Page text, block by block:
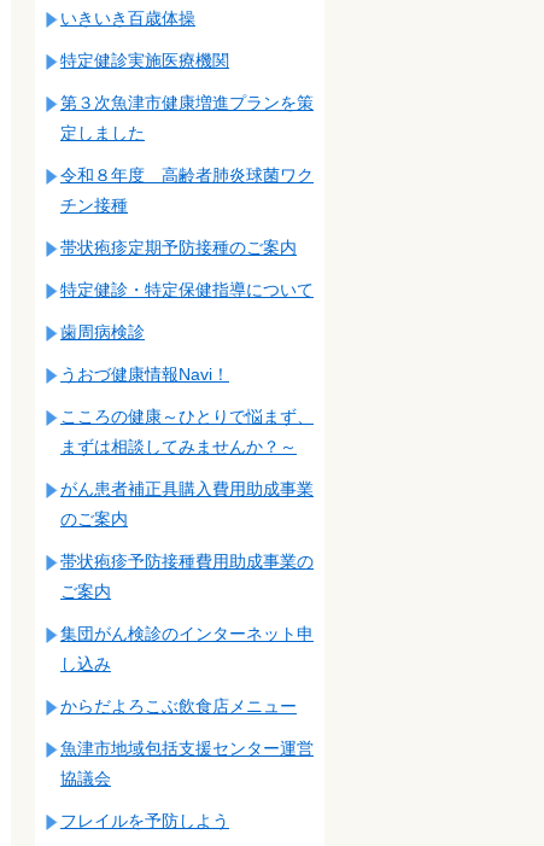
いきいき百歳体操
特定健診実施医療機関
第３次魚津市健康増進プランを策
定しました
令和８年度 高齢者肺炎球菌ワク
チン接種
帯状疱疹定期予防接種のご案内
特定健診・特定保健指導について
歯周病検診
うおづ健康情報Navi！
こころの健康～ひとりで悩まず、
まずは相談してみませんか？～
がん患者補正具購入費用助成事業
のご案内
帯状疱疹予防接種費用助成事業の
ご案内
集団がん検診のインターネット申
し込み
からだよろこぶ飲食店メニュー
魚津市地域包括支援センター運営
協議会
フレイルを予防しよう